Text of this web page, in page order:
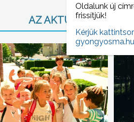
AZ AKTUÁLIS NAPI
Oldalunk új
frissítjük!
Kérjük